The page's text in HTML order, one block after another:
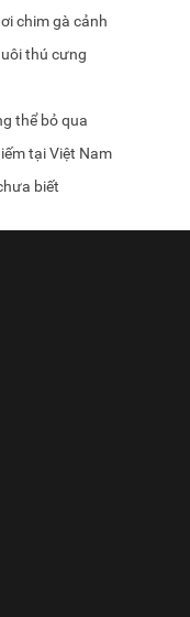
chim gà cảnh
thú cưng
thể bỏ qua
tại Việt Nam
biết